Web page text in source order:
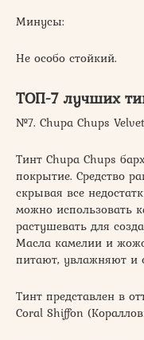
Минусы:
Не особо стойкий.
ТОП-7 лучших
№7. Chupa Chups
Тинт Chupa Chups
покрытие. Средство
скрывая все
можно использовать
растушевать для
Масла камелии и
питают, увлажняют и
Тинт представлен в
Coral Shiffon